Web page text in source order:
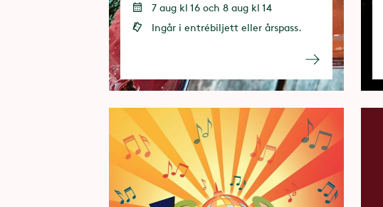
7 aug kl 16 och 8 aug kl 14
Ingår i entrébiljett eller årspass.